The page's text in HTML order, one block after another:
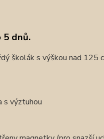
dnů.
školák s výškou nad 125
s výztuhou